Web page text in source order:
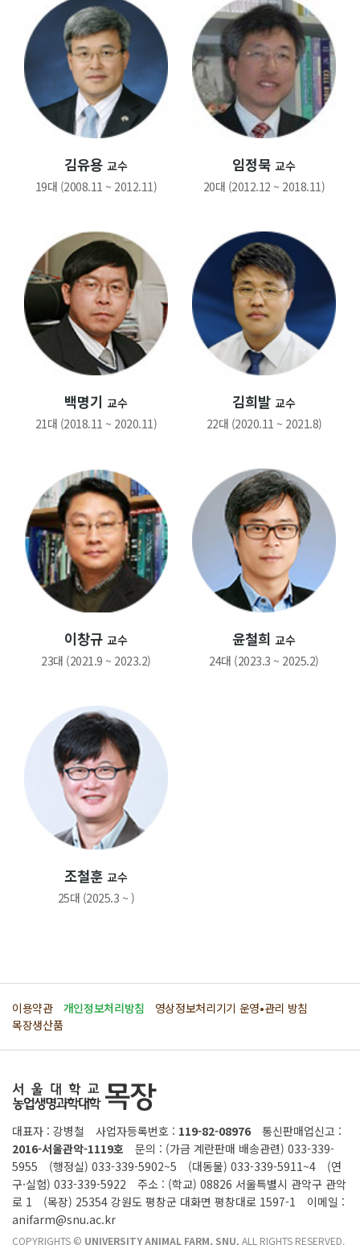
김유용 교수
19대 (2008.11 ~ 2012.11)
임정묵 교수
20대 (2012.12 ~ 2018.11)
백명기 교수
21대 (2018.11 ~ 2020.11)
김희발 교수
22대 (2020.11 ~ 2021.8)
이창규 교수
23대 (2021.9 ~ 2023.2)
윤철희 교수
24대 (2023.3 ~ 2025.2)
조철훈 교수
25대 (2025.3 ~ )
이용약관 개인정보처리방침
영상정보처리기기 운영•관리 방침
목장생산품
대표자 : 강병철 사업자등록번호 : 119-82-08976
통신판매업신고 :
2016-서울관악-1119호
문의 : (가금 계란판매 배송관련) 033-339-
5955
(행정실) 033-339-5902~5 (대동물) 033-339-5911~4
(연
구·실험) 033-339-5922
주소 : (학교) 08826 서울특별시 관악구 관악
로 1
(목장) 25354 강원도 평창군 대화면 평창대로 1597-1
이메일 :
anifarm@snu.ac.kr
COPYRIGHTS © UNIVERSITY ANIMAL FARM, SNU. ALL RIGHTS RESERVED.